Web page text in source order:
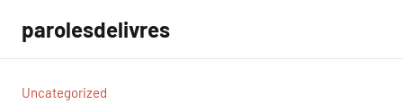
contenu
parolesdelivres
Uncategorized